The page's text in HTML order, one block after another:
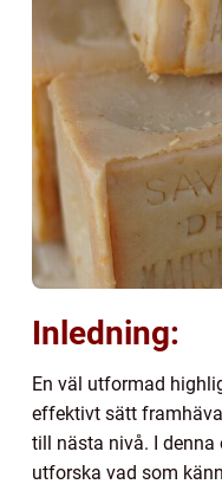
Inledning:
En väl utformad
effektivt sätt
till nästa nivå. I
utforska vad som